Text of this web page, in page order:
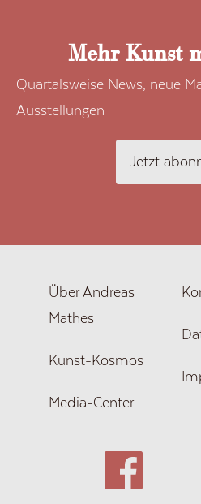
Mehr Kunst
Quartalsweise News, neue
Ausstellungen
Jetzt
Über Andreas
Mathes
Kunst-Kosmos
Media-Center